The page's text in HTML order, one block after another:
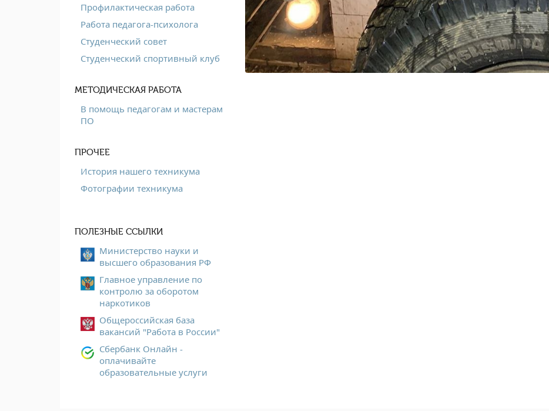
Профилактическая работа
Работа педагога-психолога
Студенческий совет
Студенческий спортивный клуб
МЕТОДИЧЕСКАЯ РАБОТА
В помощь педагогам и мастерам
ПО
ПРОЧЕЕ
История нашего техникума
Фотографии техникума
ПОЛЕЗНЫЕ ССЫЛКИ
Министерство науки и
высшего образования РФ
Главное управление по
контролю за оборотом
наркотиков
Общероссийская база
вакансий "Работа в России"
Сбербанк Онлайн -
оплачивайте
образовательные услуги